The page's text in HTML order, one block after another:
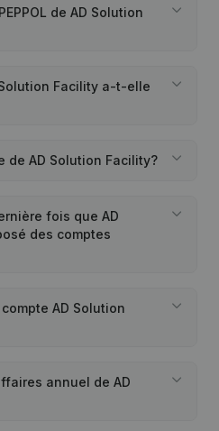
de AD Solution
Facility a-t-elle
de AD Solution Facility?
fois que AD
des comptes
AD Solution
annuel de AD